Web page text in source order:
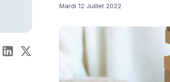
Mardi 12 Juillet 2022